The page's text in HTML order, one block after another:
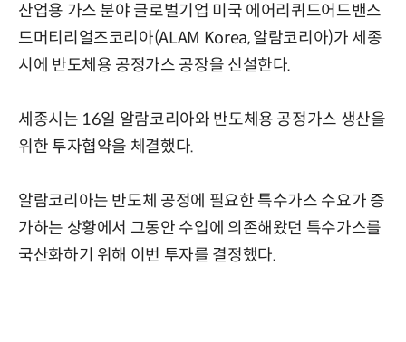
산업용 가스 분야 글로벌기업 미국 에어리퀴드어드밴스
드머티리얼즈코리아(ALAM Korea, 알람코리아)가 세종
시에 반도체용 공정가스 공장을 신설한다.
세종시는 16일 알람코리아와 반도체용 공정가스 생산을
위한 투자협약을 체결했다.
알람코리아는 반도체 공정에 필요한 특수가스 수요가 증
가하는 상황에서 그동안 수입에 의존해왔던 특수가스를
국산화하기 위해 이번 투자를 결정했다.